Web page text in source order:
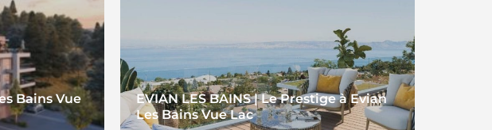
Bains Vue
EVIAN LES BAINS | Le Prestige à Evian
Les Bains Vue Lac